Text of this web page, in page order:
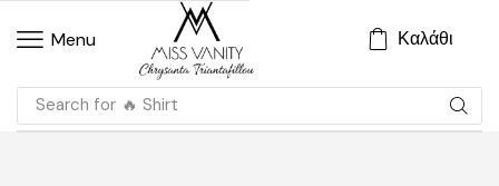
Menu Καλάθι
Search for 🔥 Shirt